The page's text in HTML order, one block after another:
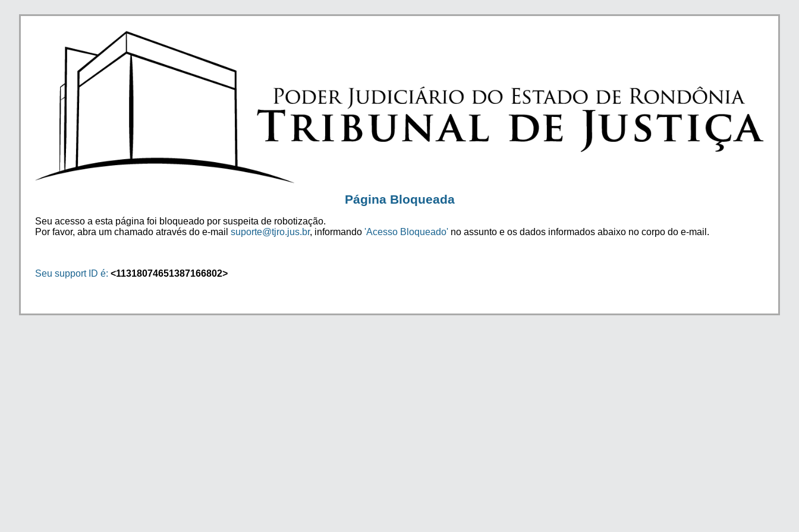
Página Bloqueada
Seu acesso a esta página foi bloqueado por suspeita de robotização.
Por favor, abra um chamado através do e-mail suporte@tjro.jus.br, informando 'Acesso Bloqueado' no assunto e os dados informados abaixo no corpo do e-mail.
Seu support ID é: <11318074651387166802>